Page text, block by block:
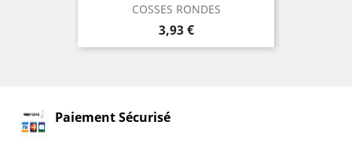
COSSES RONDES
Prix
3,93 €
Paiement Sécurisé